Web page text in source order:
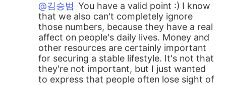
@김승범 You have a valid point :) I know
that we also can't completely ignore
those numbers, because they have a real
affect on people's daily lives. Money and
other resources are certainly important
for securing a stable lifestyle. It's not that
they're not important, but I just wanted
to express that people often lose sight of